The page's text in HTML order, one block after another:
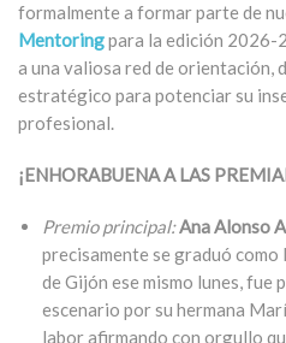
formalmente a formar parte de
Mentoringpara la edición 2026-
a una valiosa red de orientación,
estratégico para potenciar su
profesional.
¡ENHORABUENA A LAS
Premio principal:Ana Alonso
precisamente se graduó
de Gijón ese mismo lunes, fue
escenario por su hermana
labor afirmando con orgullo